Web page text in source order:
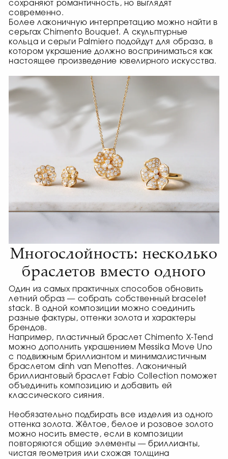
сохраняют романтичность, но выглядят
современно.
Более лаконичную интерпретацию можно найти в
серьгах Chimento Bouquet. А скульптурные
кольца и серьги Palmiero подойдут для образа, в
котором украшение должно восприниматься как
настоящее произведение ювелирного искусства.
Многослойность: несколько
браслетов вместо одного
Один из самых практичных способов обновить
летний образ — собрать собственный bracelet
stack. В одной композиции можно соединить
разные фактуры, оттенки золота и характеры
брендов.
Например, пластичный браслет Chimento X-Tend
можно дополнить украшением Messika Move Uno
с подвижным бриллиантом и минималистичным
браслетом dinh van Menottes. Лаконичный
бриллиантовый браслет Fabio Collection поможет
объединить композицию и добавить ей
классического сияния.
Необязательно подбирать все изделия из одного
оттенка золота. Жёлтое, белое и розовое золото
можно носить вместе, если в композиции
повторяются общие элементы — бриллианты,
чистая геометрия или схожая толщина